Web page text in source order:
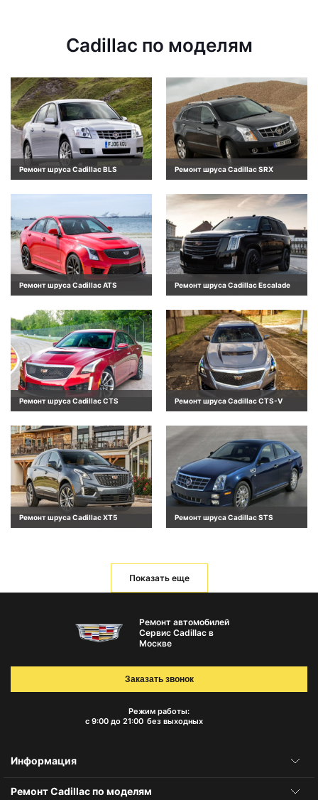
Cadillac по моделям
Ремонт шруса Cadillac BLS Ремонт шруса Cadillac SRX
Ремонт шруса Cadillac ATS Ремонт шруса Cadillac Escalade
Ремонт шруса Cadillac CTS Ремонт шруса Cadillac CTS-V
Ремонт шруса Cadillac XT5 Ремонт шруса Cadillac STS
Показать еще
Ремонт автомобилей
Сервис Cadillac в
Москве
Режим работы:
с 9:00 до 21:00 без выходных
Заказать звонок
Информация
Ремонт Cadillac по моделям